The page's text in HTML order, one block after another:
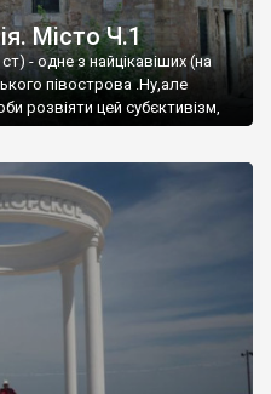
Місто Ч.1
- одне з найцікавіших (на
півострова .Ну,але
розвіяти цей субєктивізм,